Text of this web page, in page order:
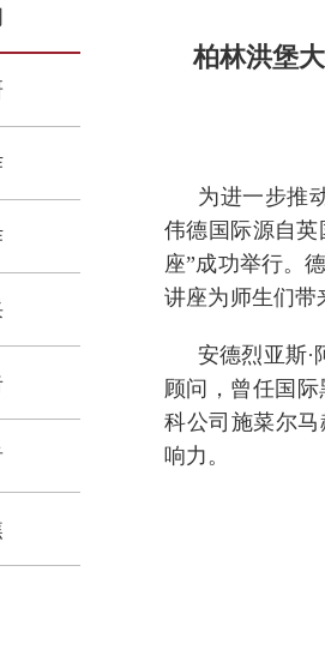
柏林洪堡
为进一步推
伟德国际源自英
座”成功举行。
讲座为师生们带
安德烈亚斯
顾问，曾任国
科公司施菜尔
响力。